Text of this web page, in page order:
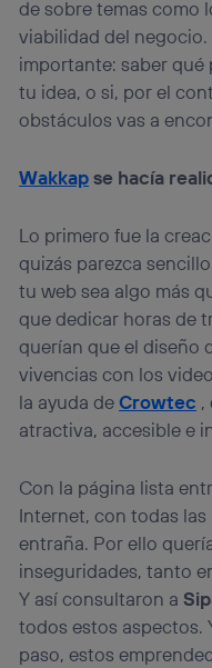
de sobre temas como
viabilidad del negocio.
importante: saber qué
tu idea, o si, por el
obstáculos vas a
Wakkapse hacía
Lo primero fue la
quizás parezca
tu web sea algo más
que dedicar horas de
querían que el diseño
vivencias con los
la ayuda deCrowtec ,
atractiva, accesible e
Con la página lista
Internet, con todas
entraña. Por ello
inseguridades, tanto
Y así consultaron a
todos estos aspectos.
paso, estos